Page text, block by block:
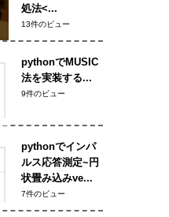
処法<...
13件のビュー
pythonでMUSIC
法を実装する...
9件のビュー
pythonでインパ
ルス応答測定~円
状畳み込みve...
7件のビュー